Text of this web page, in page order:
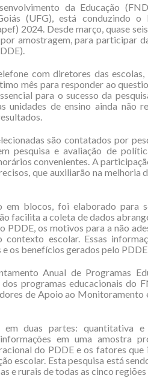
da Educação
(UFG), está conduzindo o
2024. Desde março, quase
amostragem, para participar
com diretores das
mês para responder ao
para o sucesso da
unidades de ensino ainda não
são contatados por
pesquisa e avaliação de
convenientes. A
que auxiliarão na melhoria
em blocos, foi elaborado para
facilita a coleta de dados
PDDE, os motivos para a não
escolar. Essas
os benefícios gerados pelo PDDE
Anual de Programas
programas educacionais do
de Apoio ao Monitoramento
duas partes: quantitativa e
em uma amostra
do PDDE e os fatores que
escolar. Esta pesquisa está
e rurais de todas as cinco regiões